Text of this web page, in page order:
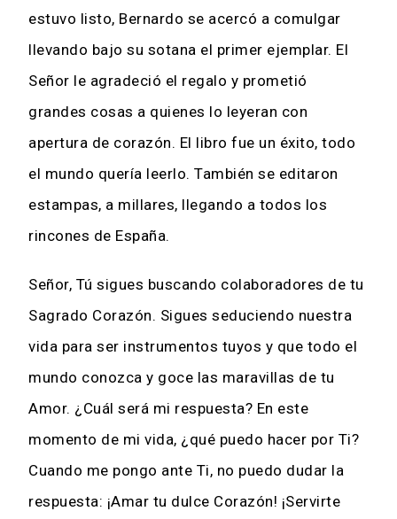
estuvo listo, Bernardo se acercó a comulgar
llevando bajo su sotana el primer ejemplar. El
Señor le agradeció el regalo y prometió
grandes cosas a quienes lo leyeran con
apertura de corazón. El libro fue un éxito, todo
el mundo quería leerlo. También se editaron
estampas, a millares, llegando a todos los
rincones de España.
Señor, Tú sigues buscando colaboradores de tu
Sagrado Corazón. Sigues seduciendo nuestra
vida para ser instrumentos tuyos y que todo el
mundo conozca y goce las maravillas de tu
Amor. ¿Cuál será mi respuesta? En este
momento de mi vida, ¿qué puedo hacer por Ti?
Cuando me pongo ante Ti, no puedo dudar la
respuesta: ¡Amar tu dulce Corazón! ¡Servirte